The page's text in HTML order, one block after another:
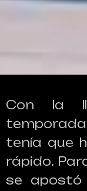
Con la
tenía que
rápido.
se apostó